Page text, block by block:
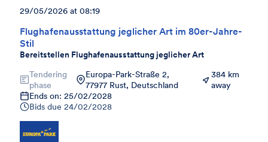
Flughafenausstattung jeglicher Art im 80er-Jahre-
Stil
Bereitstellen Flughafenausstattung jeglicher Art
29/05/2026 at 08:19
Tendering
phase
Europa-Park-Straße 2,
77977 Rust, Deutschland
384 km
away
Ends on: 25/02/2028
Bids due 24/02/2028